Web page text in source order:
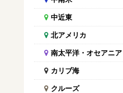
中近東
北アメリカ
南太平洋・オセアニア
カリブ海
クルーズ